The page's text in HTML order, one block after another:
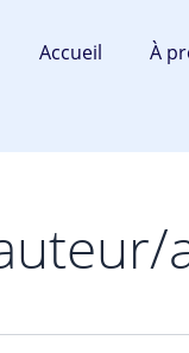
Accueil À